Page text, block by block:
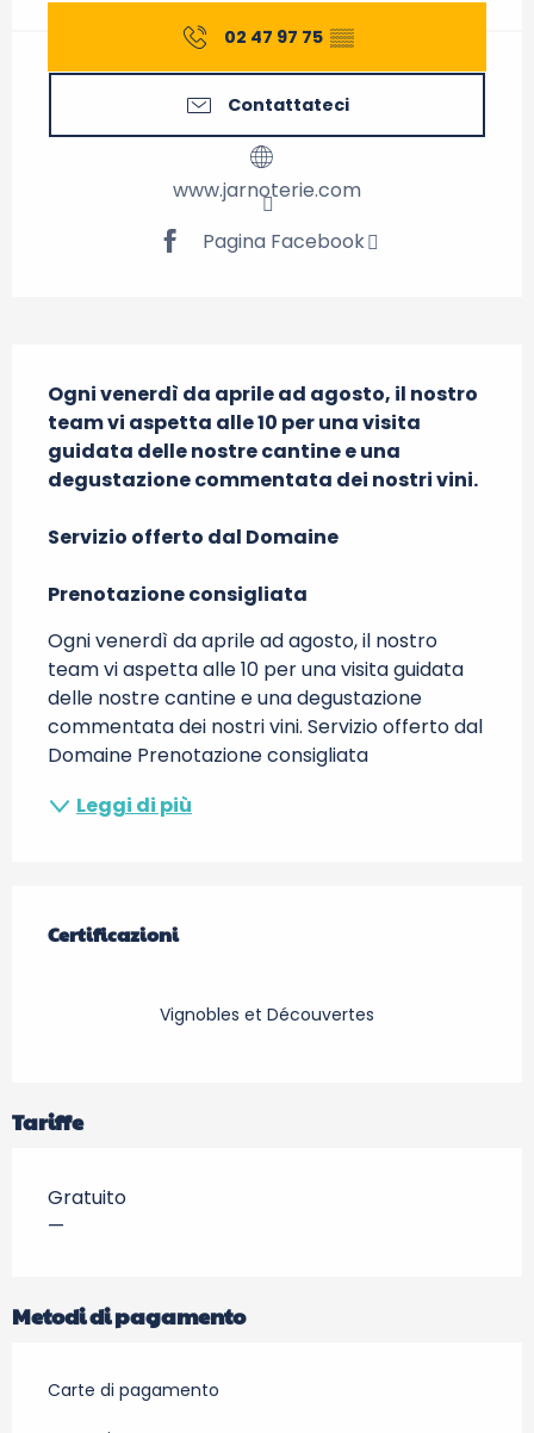
02 47 97 75 ▒▒
Contattateci
www.jarnoterie.com
Pagina Facebook
Ogni venerdì da aprile ad agosto, il nostro
team vi aspetta alle 10 per una visita
guidata delle nostre cantine e una
degustazione commentata dei nostri vini.
Servizio offerto dal Domaine
Prenotazione consigliata
Ogni venerdì da aprile ad agosto, il nostro
team vi aspetta alle 10 per una visita guidata
delle nostre cantine e una degustazione
commentata dei nostri vini. Servizio offerto dal
Domaine Prenotazione consigliata
Leggi di più
Certificazioni
Certificazioni
Vignobles et Découvertes
Tariffe
Gratuito
—
Metodi di pagamento
Carte di pagamento